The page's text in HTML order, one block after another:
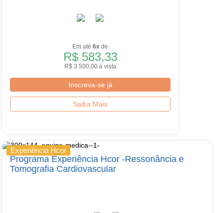
Em até 6x de
R$ 583,33
R$ 3.500,00 à vista
Inscreva-se já
Saiba Mais
Experiência Hcor
Programa Experiência Hcor -Ressonância e
Tomografia Cardiovascular